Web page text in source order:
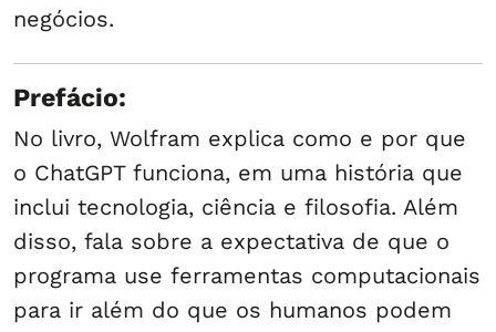
negócios.
Prefácio:
No livro, Wolfram explica como e por que
o ChatGPT funciona, em uma história que
inclui tecnologia, ciência e filosofia. Além
disso, fala sobre a expectativa de que o
programa use ferramentas computacionais
para ir além do que os humanos podem